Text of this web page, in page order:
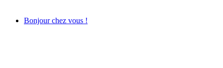
Bonjour chez vous !